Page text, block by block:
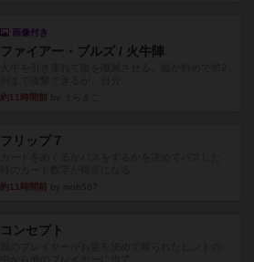
画像付き
ファイアー・ブルズ / 火牛陣
約11時間前
フリップ７
約11時間前
コンセプト